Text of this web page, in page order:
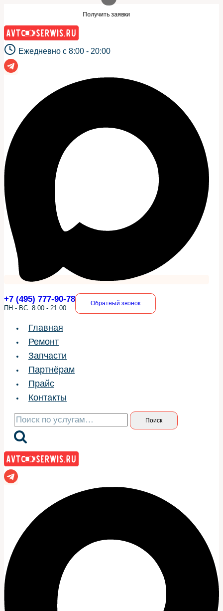
содержимому
Нужны заявки для
Ежедневно с 8:00 - 20:00
+7 (495) 777-90-78
ПН - ВС: 8:00 - 21:00
Обратный звонок
Главная
Ремонт
Запчасти
Партнёрам
Прайс
Контакты
Искать: Поиск